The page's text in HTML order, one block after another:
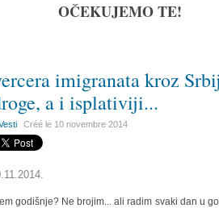
OČEKUJEMO TE!
imigranata kroz
a i isplativiji...
Créé le 10 novembre 2014
godišnje? Ne brojim... ali radim svaki dan u